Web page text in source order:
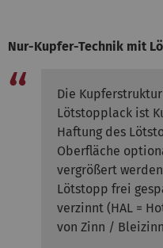
Nur-Kupfer-Technik mit
Die
Lötstopplack ist
Haftung des
Oberfläche
vergrößert
Lötstopp frei
verzinnt (HAL =
von Zinn /